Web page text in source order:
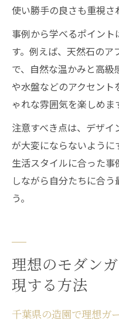
使い勝手の良さも重視さ
事例から学べるポイン
す。例えば、天然石のア
で、自然な温かみと高
や水盤などのアクセント
ゃれな雰囲気を楽しめま
注意すべき点は、デザ
が大変にならないように
生活スタイルに合った
しながら自分たちに合
う。
理想のモダン
現する方法
千葉県の造園で理想ガ